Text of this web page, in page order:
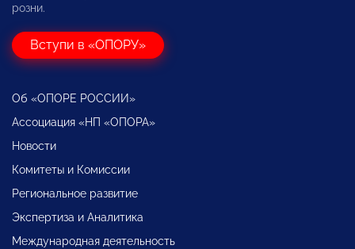
розни.
Вступи в «ОПОРУ»
Об «ОПОРЕ РОССИИ»
Ассоциация «НП «ОПОРА»
Новости
Комитеты и Комиссии
Региональное развитие
Экспертиза и Аналитика
Международная деятельность